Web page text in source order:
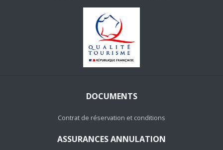
DOCUMENTS
Contrat de réservation et conditions
ASSURANCES ANNULATION